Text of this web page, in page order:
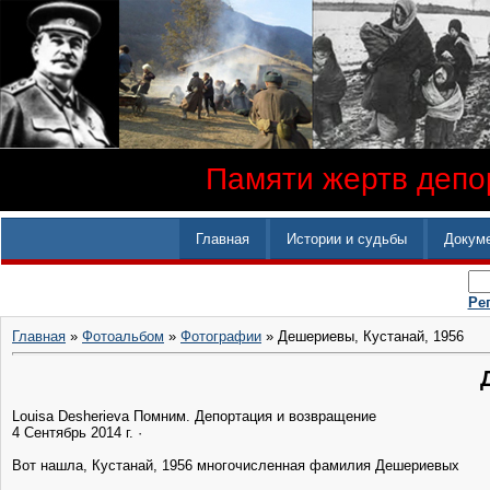
Памяти жертв
Главная Истории и судьбы
Главная » Фотоальбом » Фотографии » Дешериевы, Кустанай, 1956
Louisa Desherieva ‎Помним. Депортация и возвращение
4 Сентябрь 2014 г. ·
Вот нашла, Кустанай, 1956 многочисленная фамилия Дешериевых